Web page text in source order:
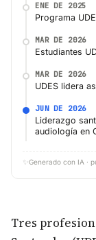
ENE DE 2025
Programa
MAR DE 2026
Estudiantes
MAR DE 2026
UDES lidera
JUN DE 2026
Liderazgo
audiología en
✨ Generado con IA ·
Tres